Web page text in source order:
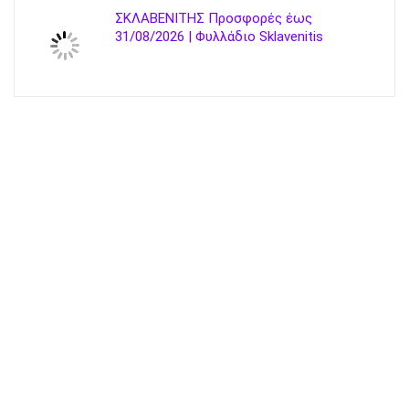
ΣΚΛΑΒΕΝΙΤΗΣ Προσφορές έως
31/08/2026 | Φυλλάδιο Sklavenitis